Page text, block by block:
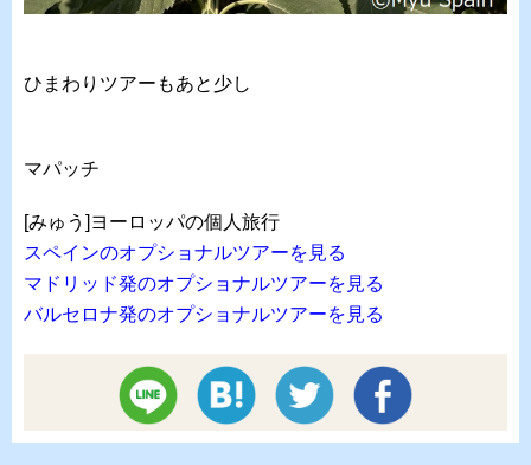
ひまわりツアーもあと少し
マパッチ
[みゅう]ヨーロッパの個人旅行
スペインのオプショナルツアーを見る
マドリッド発のオプショナルツアーを見る
バルセロナ発のオプショナルツアーを見る